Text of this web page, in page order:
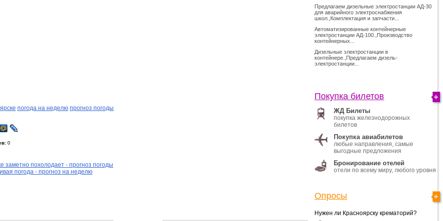
погода на неделю прогноз погоды
0
заметно похолодает - прогноз погоды
погода - прогноз на неделю
Предлагаем дизельные электростанции АД-30
для аварийного электроснабжения
школ.,Комплектация и запчасти...
Автоматизированные контейнерные
электростанции АД-100.,Производство
контейнерных...
Дизельные электростанции в
контейнере.,Предлагаем дизель-
электростанции...
Покупка билетов
ЖД Билеты
покупка железнодорожных
билетов
Покупка авиабилетов
любые направления, самые
выгодные предложения
Бронирование отелей
отели по всему миру, любого уровня
Опросы
Нужен ли Красноярску крематорий?